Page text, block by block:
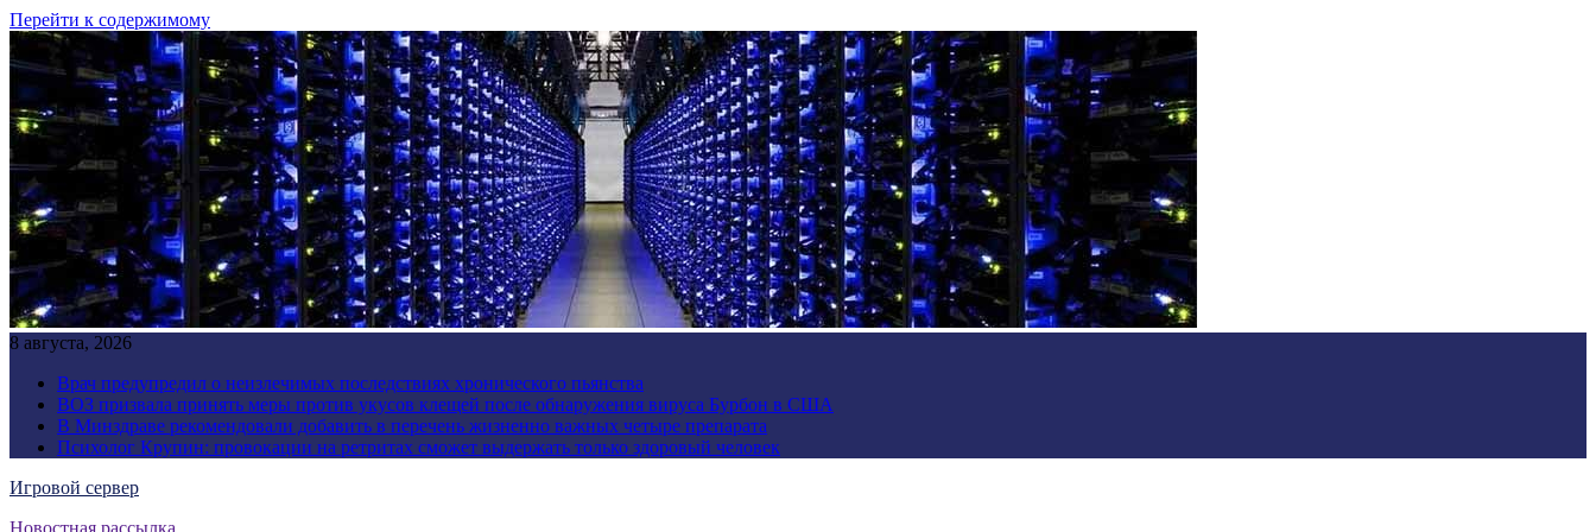
Перейти к содержимому
8 августа, 2026
Врач предупредил о неизлечимых последствиях хронического пьянства
ВОЗ призвала принять меры против укусов клещей после обнаружения вируса Бурбон в США
В Минздраве рекомендовали добавить в перечень жизненно важных четыре препарата
Психолог Крупин: провокации на ретритах сможет выдержать только здоровый человек
Игровой сервер
Новостная рассылка